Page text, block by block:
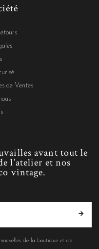
de Ventes
avant tout le
l’atelier et nos
vintage.
de la boutique et de